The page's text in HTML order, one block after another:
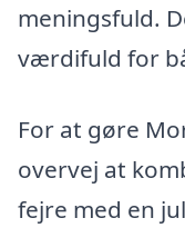
meningsfuld.
værdifuld for
For at gøre
overvej at
fejre med en